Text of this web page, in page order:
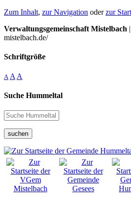
Zum Inhalt, zur Navigation oderzur
Verwaltungsgemeinschaft Mistelbach
mistelbach.de/
Schriftgröße
A A A
Suche Hummeltal
suchen